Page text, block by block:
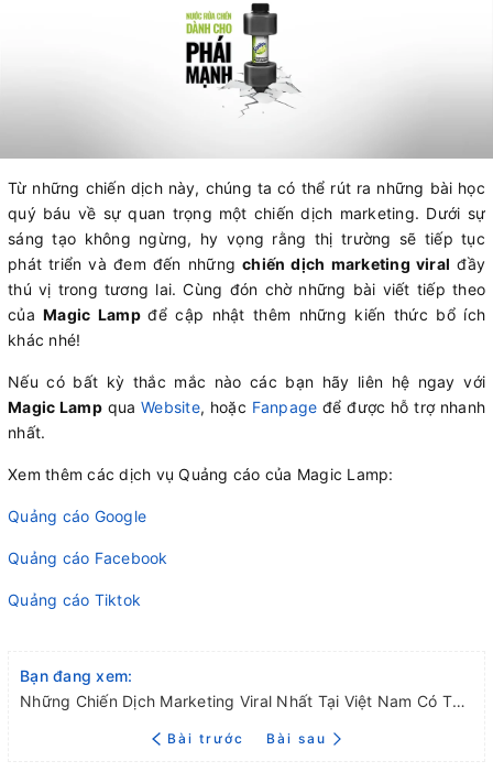
Từ những chiến dịch này, chúng ta có thể rút ra những bài học
quý báu về sự quan trọng một chiến dịch marketing. Dưới sự
sáng tạo không ngừng, hy vọng rằng thị trường sẽ tiếp tục
phát triển và đem đến nhữngchiến dịch marketing viral đầy
thú vị trong tương lai. Cùng đón chờ những bài viết tiếp theo
củaMagic Lampđể cập nhật thêm những kiến thức bổ ích
khác nhé!
Nếu có bất kỳ thắc mắc nào các bạn hãy liên hệ ngay với
Magic LampquaWebsite, hoặc Fanpageđể được hỗ trợ nhanh
nhất.
Xem thêm các dịch vụ Quảng cáo của Magic Lamp:
Quảng cáo Google
Quảng cáo Facebook
Quảng cáo Tiktok
Bạn đang xem:
Những Chiến Dịch Marketing Viral Nhất Tại Việt Nam Có Thể Bạn Chưa Biết
Bài trước Bài sau